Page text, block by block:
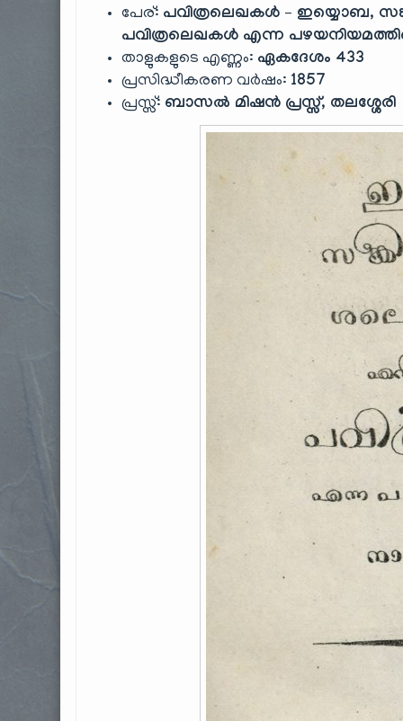
പേര്: പവിത്രലെഖകൾ – ഇയ്യൊബ,
പവിത്രലെഖകൾ എന്ന
താളുകളുടെ എണ്ണം: ഏകദേശം 433
പ്രസിദ്ധീകരണ വർഷം: 1857
പ്രസ്സ്: ബാസൽ മിഷൻ പ്രസ്സ്, തലശ്ശേരി